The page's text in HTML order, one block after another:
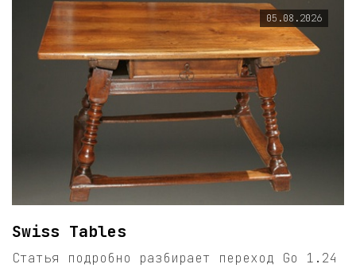
05.08.2026
Swiss Tables
Статья подробно разбирает переход Go 1.24